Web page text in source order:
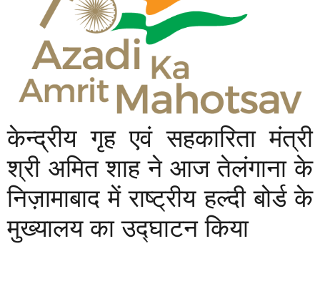
केन्द्रीय गृह एवं सहकारिता मंत्री
श्री अमित शाह ने आज तेलंगाना के
निज़ामाबाद में राष्ट्रीय हल्दी बोर्ड के
मुख्यालय का उद्घाटन किया